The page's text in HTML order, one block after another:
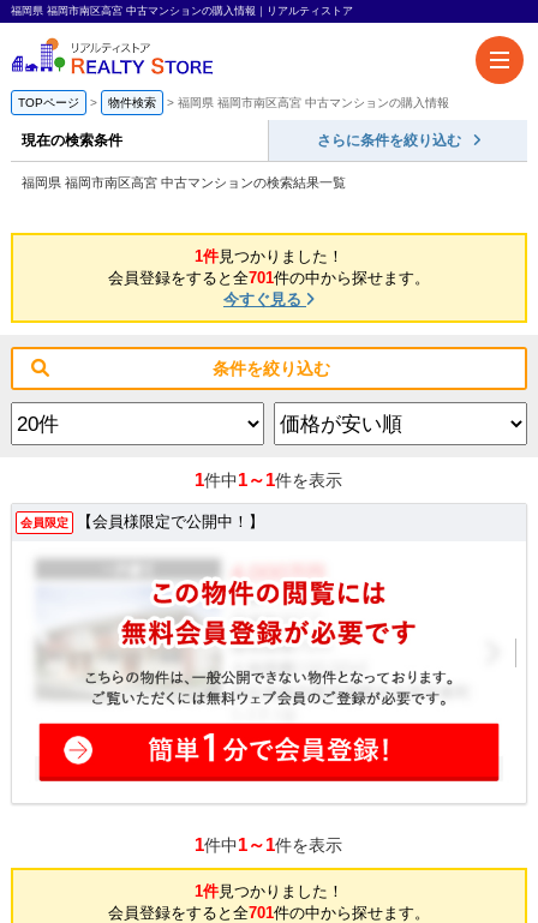
福岡県 福岡市南区高宮 中古マンションの購入情報｜リアルティストア
TOPページ 物件検索 福岡県 福岡市南区高宮 中古マンションの購入情報
現在の検索条件 さらに条件を絞り込む
福岡県 福岡市南区高宮 中古マンションの検索結果一覧
1件見つかりました！
会員登録をすると全701件の中から探せます。
今すぐ見る
条件を絞り込む
1件中1～1件を表示
会員限定 【会員様限定で公開中！】
1件中1～1件を表示
1件見つかりました！
会員登録をすると全701件の中から探せます。